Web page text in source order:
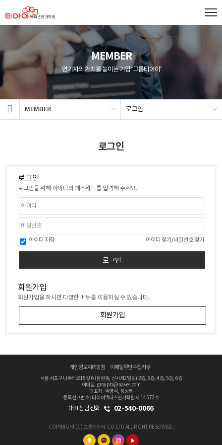
MEMBER
연기자의 가치를 높이는 기업 “그룹티아이”
MEMBER 로그인
로그인
로그인
로그인을 위해 아이디와 패스워드를 입력해 주세요.
아이디 저장 아이디 찾기/비밀번호 찾기
회원가입
회원가입을 하시면 다양한 메뉴를 이용하실 수 있습니다.
회원가입
개인정보처리방침 이메일무단수집거부
서울 서초구 나루터로15길 6 (잠원동, 신사제2빌딩) 2층, 3층, 4층, 5층, 6층
이메일 : groupti@naver.com
대표자 : 박영식, 정상복
등록신고번호 : 티아이액터스연기학원 제 14572호
대표상담전화 02-540-0066
COPYRIGHT(C) 그룹티아이. CO.LTD ALL RIGHT RESERVED.